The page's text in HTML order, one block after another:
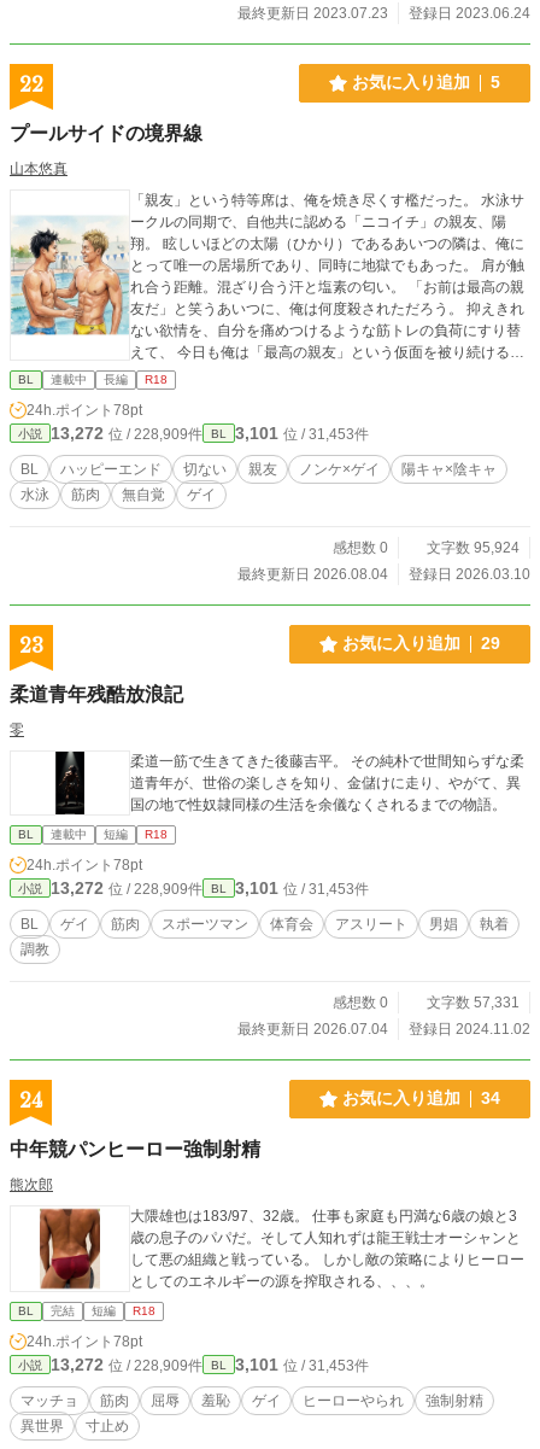
最終更新日 2023.07.23
登録日 2023.06.24
22 お気に入り追加 5
プールサイドの境界線
山本悠真
「親友」という特等席は、俺を焼き尽くす檻だった。 水泳サ
ークルの同期で、自他共に認める「ニコイチ」の親友、陽
翔。 眩しいほどの太陽（ひかり）であるあいつの隣は、俺に
とって唯一の居場所であり、同時に地獄でもあった。 肩が触
れ合う距離。混ざり合う汗と塩素の匂い。 「お前は最高の親
友だ」と笑うあいつに、俺は何度殺されただろう。 抑えきれ
ない欲情を、自分を痛めつけるような筋トレの負荷にすり替
えて、 今日も俺は「最高の親友」という仮面を被り続ける。
――あの日、あのシャワー室で、あいつの「秘密」を暴いて
しまうまでは。 触れてもいいのに、愛せない。 親友という名
の地獄に溺れる、俺の壊れるほど一途な恋の記録。 水泳サー
クルと「競パン」バイトを舞台に、「親友」と「恋愛」の境
界線に苦しむ、切なくて熱い青春BLです。
BL 連載中 長編 R18
24h.ポイント 78pt
小説 13,272 位 / 228,909件 BL 3,101 位 / 31,453件
BL ハッピーエンド 切ない 親友 ノンケ×ゲイ
陽キャ×陰キャ
水泳
筋肉 無自覚 ゲイ
感想数 0
文字数 95,924
最終更新日 2026.08.04
登録日 2026.03.10
23 お気に入り追加 29
柔道青年残酷放浪記
零
柔道一筋で生きてきた後藤吉平。 その純朴で世間知らずな柔
道青年が、世俗の楽しさを知り、金儲けに走り、やがて、異
国の地で性奴隷同様の生活を余儀なくされるまでの物語。
BL 連載中 短編 R18
24h.ポイント 78pt
小説 13,272 位 / 228,909件 BL 3,101 位 / 31,453件
BL ゲイ 筋肉 スポーツマン 体育会 アスリート 男娼
執着
調教
感想数 0
文字数 57,331
最終更新日 2026.07.04
登録日 2024.11.02
24 お気に入り追加 34
中年競パンヒーロー強制射精
熊次郎
大隈雄也は183/97、32歳。 仕事も家庭も円満な6歳の娘と3
歳の息子のパパだ。そして人知れずは龍王戦士オーシャンと
して悪の組織と戦っている。 しかし敵の策略によりヒーロー
としてのエネルギーの源を搾取される、、、。
BL 完結 短編 R18
24h.ポイント 78pt
小説 13,272 位 / 228,909件 BL 3,101 位 / 31,453件
マッチョ 筋肉 屈辱 羞恥 ゲイ ヒーローやられ
強制射精
異世界
寸止め